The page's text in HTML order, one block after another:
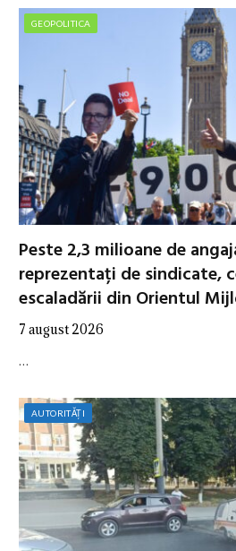
GEOPOLITICA
Peste 2,3 milioane de
reprezentați de sindicate,
escaladării din Orientul
7 august 2026
…
AUTORITĂȚI